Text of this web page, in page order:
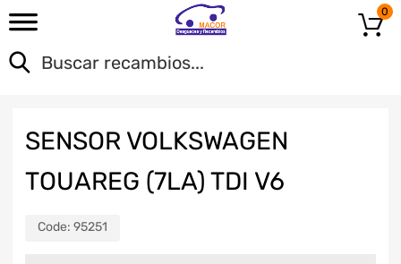
0
SENSOR VOLKSWAGEN
TOUAREG (7LA) TDI V6
Code: 95251